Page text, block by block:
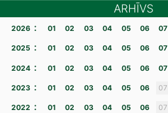
ARHĪVS
2026 : 01 02 03 04 05 06 07
2025 : 01 02 03 04 05 06 07
2024 : 01 02 03 04 05 06 07
2023 : 01 02 03 04 05 06 07
2022 : 01 02 03 04 05 06 07